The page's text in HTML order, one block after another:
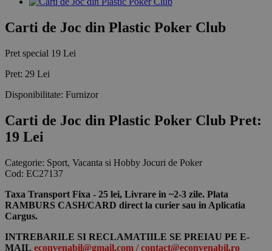
Carti de Joc din Plastic Poker Club
Pret special 19 Lei
Pret: 29 Lei
Disponibilitate: Furnizor
Carti de Joc din Plastic Poker Club Pret:
19 Lei
Categorie: Sport, Vacanta si Hobby Jocuri de Poker
Cod: EC27137
Taxa Transport Fixa - 25 lei, Livrare in ~2-3 zile. Plata
RAMBURS CASH/CARD direct la curier sau in Aplicatia
Cargus.
INTREBARILE SI RECLAMATIILE SE PREIAU PE E-
MAIL econvenabil@gmail.com /contact@econvenabil.ro